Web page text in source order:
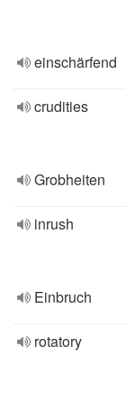
einschärfend
crudities
Grobheiten
inrush
Einbruch
rotatory